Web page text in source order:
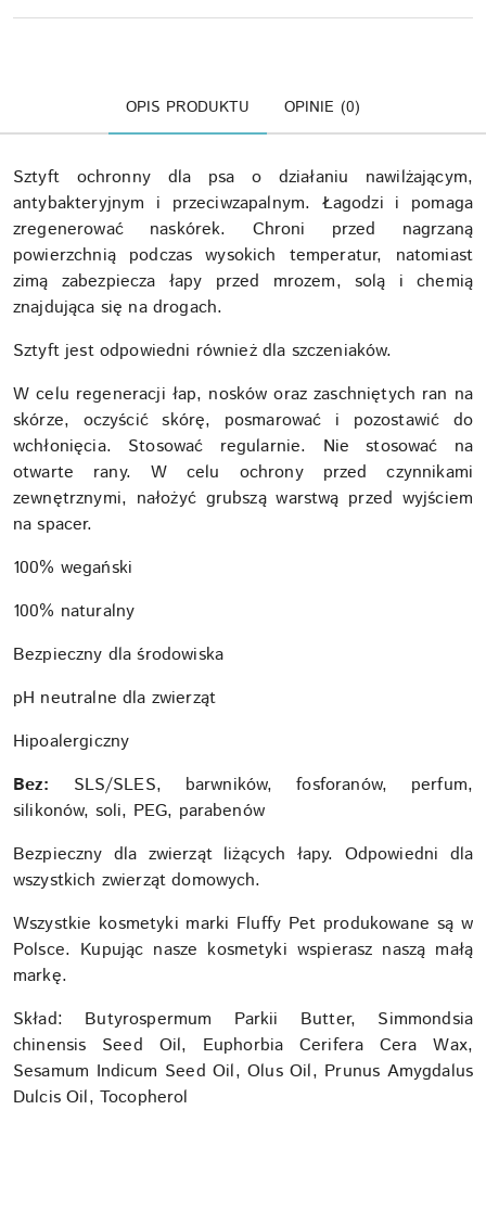
OPIS PRODUKTU OPINIE (0)
Sztyft ochronny dla psa o działaniu nawilżającym,
antybakteryjnym i przeciwzapalnym. Łagodzi i pomaga
zregenerować naskórek. Chroni przed nagrzaną
powierzchnią podczas wysokich temperatur, natomiast
zimą zabezpiecza łapy przed mrozem, solą i chemią
znajdująca się na drogach.
Sztyft jest odpowiedni również dla szczeniaków.
W celu regeneracji łap, nosków oraz zaschniętych ran na
skórze, oczyścić skórę, posmarować i pozostawić do
wchłonięcia. Stosować regularnie. Nie stosować na
otwarte rany. W celu ochrony przed czynnikami
zewnętrznymi, nałożyć grubszą warstwą przed wyjściem
na spacer.
100% wegański
100% naturalny
Bezpieczny dla środowiska
pH neutralne dla zwierząt
Hipoalergiczny
Bez:
SLS/SLES, barwników, fosforanów, perfum,
silikonów, soli, PEG, parabenów
Bezpieczny dla zwierząt liżących łapy. Odpowiedni dla
wszystkich zwierząt domowych.
Wszystkie kosmetyki marki Fluffy Pet produkowane są w
Polsce. Kupując nasze kosmetyki wspierasz naszą małą
markę.
Skład: Butyrospermum Parkii Butter, Simmondsia
chinensis Seed Oil, Euphorbia Cerifera Cera Wax,
Sesamum Indicum Seed Oil, Olus Oil, Prunus Amygdalus
Dulcis Oil, Tocopherol